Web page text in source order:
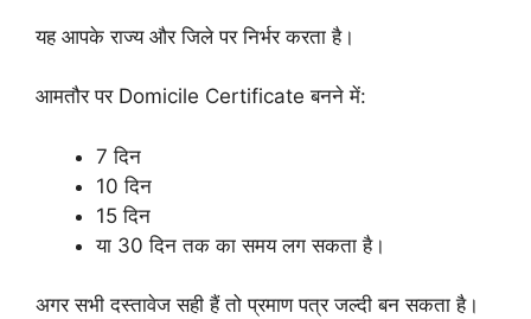
यह आपके राज्य और जिले पर निर्भर करता है।
आमतौर पर Domicile Certificate बनने में:
7 दिन
10 दिन
15 दिन
या 30 दिन तक का समय लग सकता है।
अगर सभी दस्तावेज सही हैं तो प्रमाण पत्र जल्दी बन सकता है।